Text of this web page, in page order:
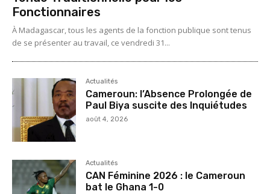
Fonctionnaires
À Madagascar, tous les agents de la fonction publique sont tenus
de se présenter au travail, ce vendredi 31...
Actualités
Cameroun: l’Absence Prolongée de
Paul Biya suscite des Inquiétudes
août 4, 2026
Actualités
CAN Féminine 2026 : le Cameroun
bat le Ghana 1-0